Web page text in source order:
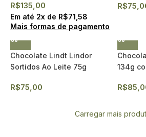
R$135,00
Em até 2x de R$71,58
Mais formas de pagamento
R$
Chocolate Lindt Lindor
Sortidos Ao Leite 75g
R$75,00
134g
R$
Carregar mais